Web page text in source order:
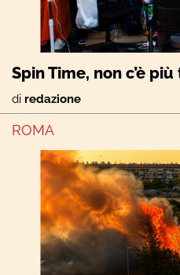
Spin Time, non c’è
di redazione
ROMA